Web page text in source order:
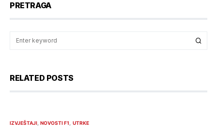
PRETRAGA
RELATED POSTS
IZVJEŠTAJI NOVOSTI F1 UTRKE